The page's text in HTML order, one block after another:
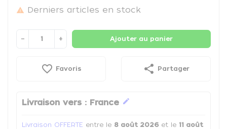
 Derniers articles en stock
− + Ajouter au panier
favorite_border Favoris share Partager
Livraison vers : France edit
Livraison OFFERTE entre le 8 août 2026 et le 11 août